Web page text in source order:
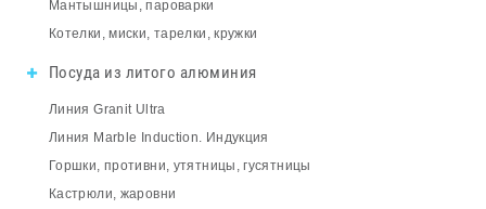
Мантышницы, пароварки
Котелки, миски, тарелки, кружки
Посуда из литого алюминия
Линия Granit Ultra
Линия Marble Induction. Индукция
Горшки, противни, утятницы, гусятницы
Кастрюли, жаровни